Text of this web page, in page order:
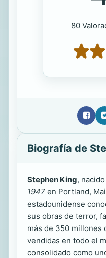
80
Biografía de
Stephen King,
1947 en Portland,
estadounidense
sus obras de terror,
más de 350 millones
vendidas en todo el
consolidado como